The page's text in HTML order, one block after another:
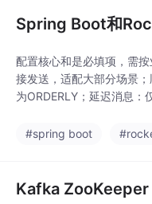
Spring Boot和
配置核心和是必填项，需
接发送，适配大部分场景
为ORDERLY；延迟消息：
消费端实现；生产规范：
#spring boot
Kafka ZooKeeper